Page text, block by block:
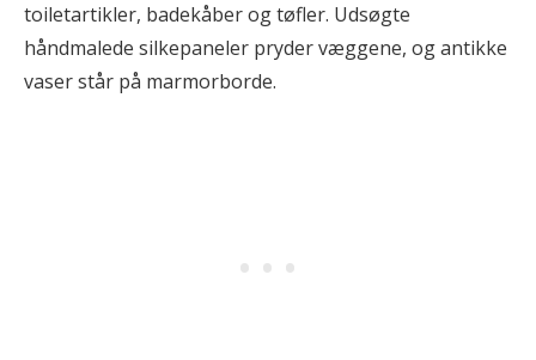
toiletartikler, badekåber og tøfler. Udsøgte
håndmalede silkepaneler pryder væggene, og antikke
vaser står på marmorborde.